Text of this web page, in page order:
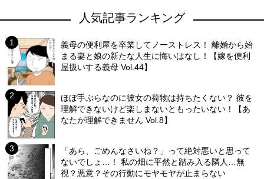
人気記事ランキング
義母の便利屋を卒業してノーストレス！ 離婚から始
まる妻と娘の新たな人生に悔いはなし！【嫁を便利
屋扱いする義母 Vol.44】
ほぼ手ぶらなのに彼女の荷物は持ちたくない？ 彼を
理解できないけど楽しまないともったいない！【あ
なたが理解できません Vol.8】
「あら、ごめんなさいね？」って絶対悪いと思って
ないでしょ…！ 私の畑に平然と踏み入る隣人…無
視？悪意？その行動にモヤモヤが止まらない